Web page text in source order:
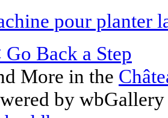
pour planter
Go Back a Step
More in the
by